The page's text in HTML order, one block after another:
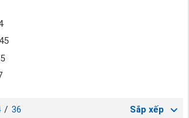
/ 36 Sắp xếp